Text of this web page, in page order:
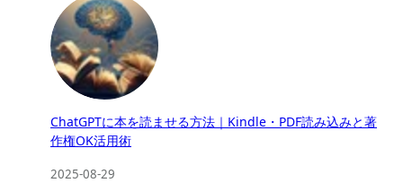
ChatGPTに本を読ませる方法｜Kindle・PDF読み込みと著
作権OK活用術
2025-08-29